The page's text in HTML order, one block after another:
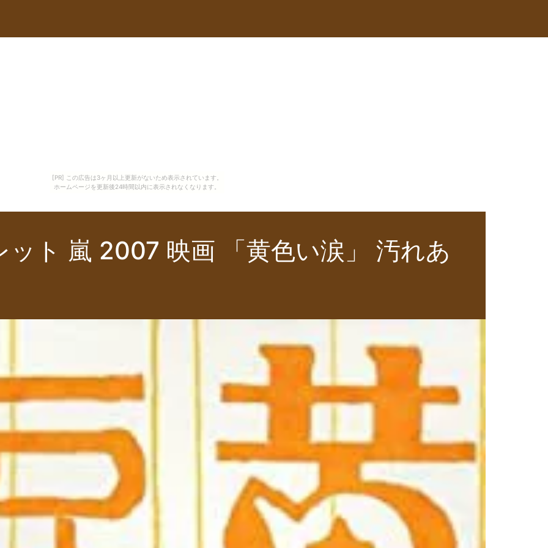
[PR] この広告は3ヶ月以上更新がないため表示されています。
ホームページを更新後24時間以内に表示されなくなります。
ット 嵐 2007 映画 「黄色い涙」 汚れあ